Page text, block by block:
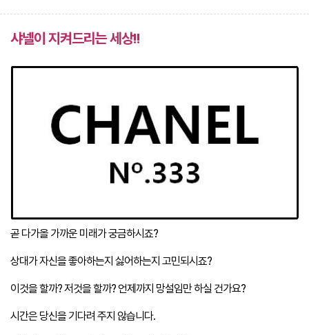
샤넬이 지켜드리는 세상!!
곧 다가올 가까운 미래가 궁금하시죠?
상대가 자신을 좋아하는지 싫어하는지 고민되시죠?
이것을 할까? 저것을 할까? 언제까지 망설임만 하실 건가요?
시간은 당신을 기다려 주지 않습니다.